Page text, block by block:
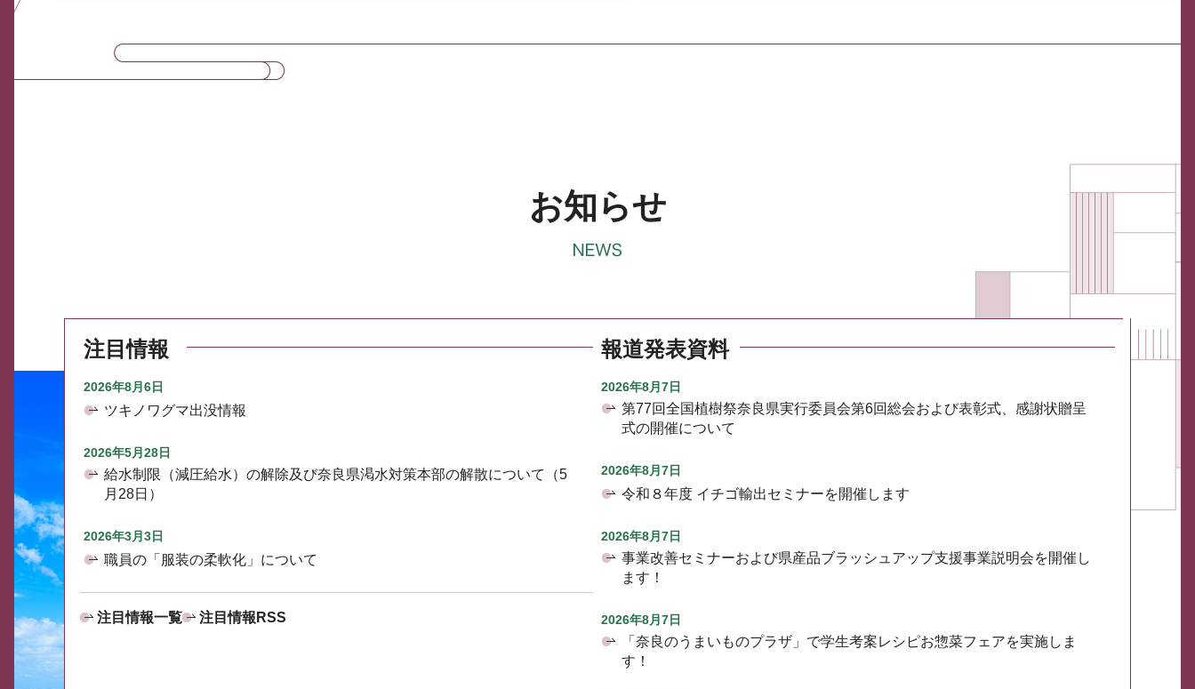
お知らせ
注目情報
2026年8月6日
ツキノワグマ出没情報
2026年5月28日
給水制限（減圧給水）の解除及び奈良県渇水対策本部の解散について（5
月28日）
2026年3月3日
職員の「服装の柔軟化」について
注目情報一覧 注目情報RSS
報道発表資料
2026年8月7日
第77回全国植樹祭奈良県実行委員会第6回総会および表彰式、感謝状贈呈
式の開催について
2026年8月7日
令和８年度 イチゴ輸出セミナーを開催します
2026年8月7日
事業改善セミナーおよび県産品ブラッシュアップ支援事業説明会を開催し
ます！
2026年8月7日
「奈良のうまいものプラザ」で学生考案レシピお惣菜フェアを実施しま
す！